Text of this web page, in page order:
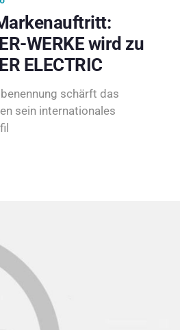
WERKE wird zu
ELECTRIC
schärft das
sein internationales